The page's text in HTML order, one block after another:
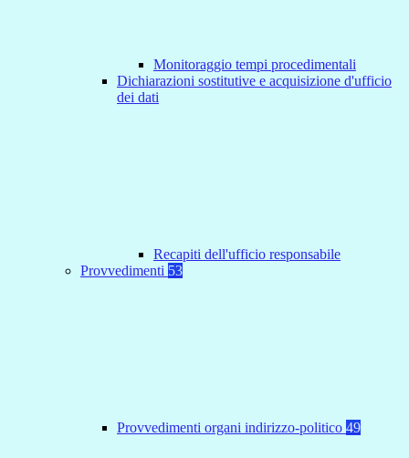
Monitoraggio tempi procedimentali
Dichiarazioni sostitutive e acquisizione d'ufficio
dei dati
Recapiti dell'ufficio responsabile
Provvedimenti 53
Provvedimenti organi indirizzo-politico 49